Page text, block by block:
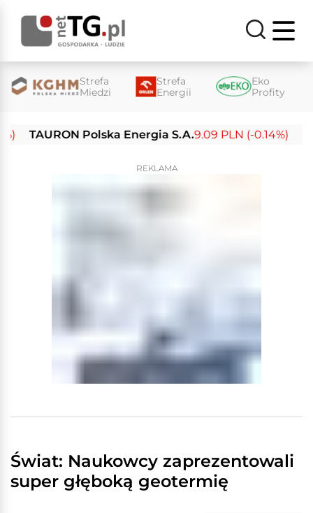
Strefa
Miedzi
Strefa
Energii
Eko
Profity
TAURON Polska Energia S.A. 9.09 PLN (-0.14%) Enea
REKLAMA
Świat: Naukowcy zaprezentowali
super głęboką geotermię